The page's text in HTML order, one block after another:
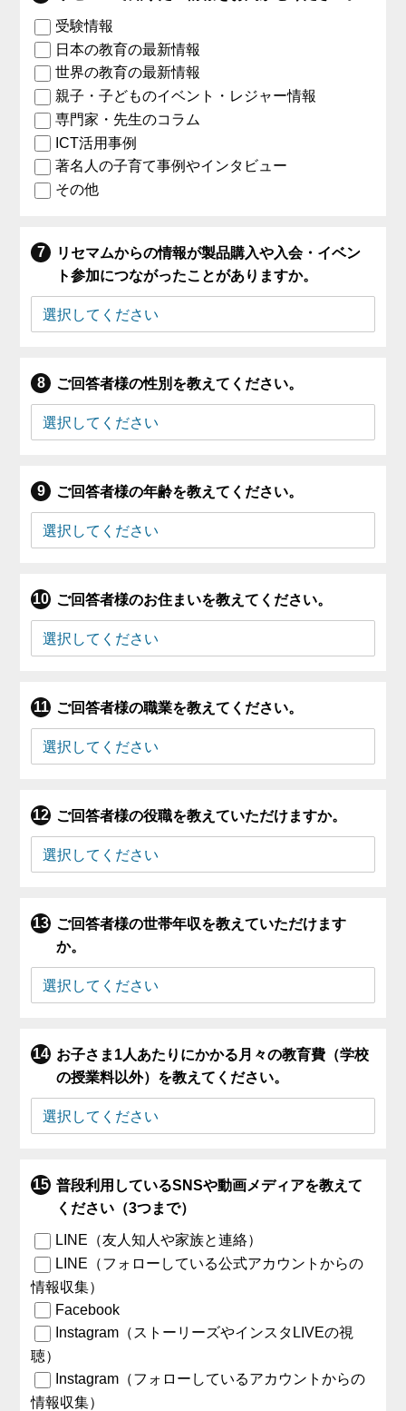
受験情報
日本の教育の最新情報
世界の教育の最新情報
親子・子どものイベント・レジャー情報
専門家・先生のコラム
ICT活用事例
著名人の子育て事例やインタビュー
その他
リセマムからの情報が製品購入や入会・イベン
ト参加につながったことがありますか。
ご回答者様の性別を教えてください。
ご回答者様の年齢を教えてください。
ご回答者様のお住まいを教えてください。
ご回答者様の職業を教えてください。
ご回答者様の役職を教えていただけますか。
ご回答者様の世帯年収を教えていただけます
か。
お子さま1人あたりにかかる月々の教育費（学校
の授業料以外）を教えてください。
普段利用しているSNSや動画メディアを教えて
ください（3つまで）
LINE（友人知人や家族と連絡）
LINE（フォローしている公式アカウントからの
情報収集）
Facebook
Instagram（ストーリーズやインスタLIVEの視
聴）
Instagram（フォローしているアカウントからの
情報収集）